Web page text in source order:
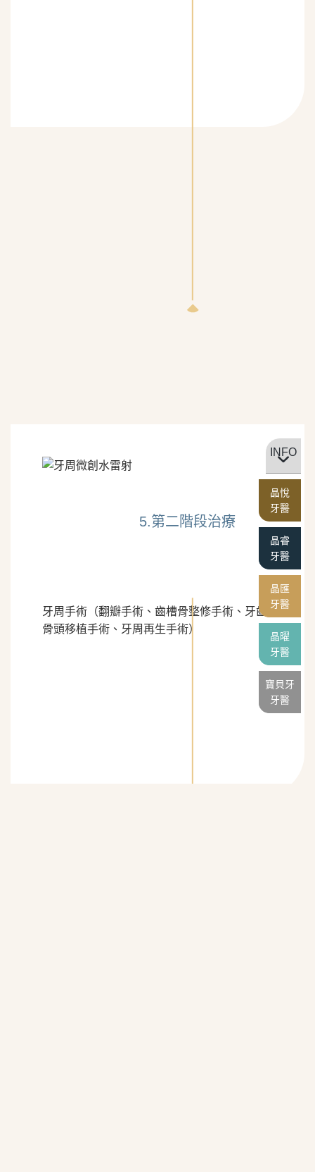
5.第二階段治療
牙周手術（翻瓣手術、齒槽骨整修手術、牙齒
骨頭移植手術、牙周再生手術）
INFO
晶悅
牙醫
晶睿
牙醫
晶匯
牙醫
晶曜
牙醫
寶貝牙
牙醫